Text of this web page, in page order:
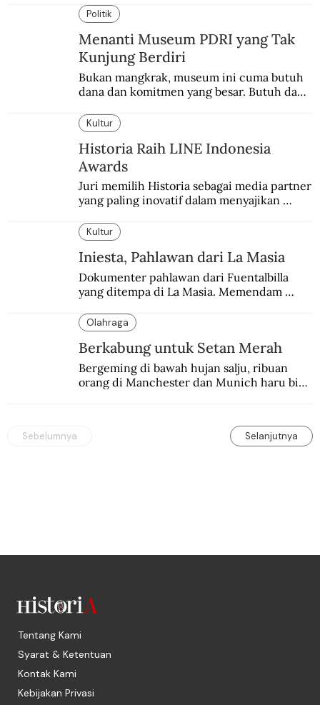
Politik
Menanti Museum PDRI yang Tak
Kunjung Berdiri
Bukan mangkrak, museum ini cuma butuh
dana dan komitmen yang besar. Butuh dana
Kultur
Historia Raih LINE Indonesia
Awards
Juri memilih Historia sebagai media partner
yang paling inovatif dalam menyajikan
Kultur
Iniesta, Pahlawan dari La Masia
Dokumenter pahlawan dari Fuentalbilla
yang ditempa di La Masia. Memendam
dan dingin.
Olahraga
Berkabung untuk Setan Merah
Bergeming di bawah hujan salju, ribuan
orang di Manchester dan Munich haru biru
Sebelumnya Selanjutnya
Tentang Kami
Syarat & Ketentuan
Kontak Kami
Kebijakan Privasi